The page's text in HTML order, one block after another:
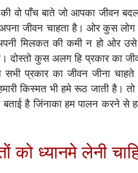
वो पाँच बाते जो आपका जीवन
जीवन चाहता है। ओर कुस लोग
मिलकत की कमी न हो ओर
दोस्तो कुस अलग हि प्रकार का
प्रकार का जीवन जीना चाहते
किस्मत भी हमे रूठ जाती है।
है जिंनाका हम पालन करने से
को ध्यानमे लेनी